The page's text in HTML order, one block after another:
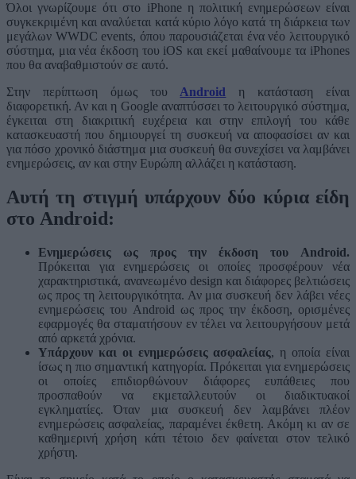
Όλοι γνωρίζουμε ότι στο iPhone η πολιτική ενημερώσεων είναι
συγκεκριμένη και αναλύεται κατά κύριο λόγο κατά τη διάρκεια των
μεγάλων WWDC events, όπου παρουσιάζεται ένα νέο λειτουργικό
σύστημα, μια νέα έκδοση του iOS και εκεί μαθαίνουμε τα iPhones
που θα αναβαθμιστούν σε αυτό.
Στην περίπτωση όμως του Android η κατάσταση είναι
διαφορετική. Αν και η Google αναπτύσσει το λειτουργικό σύστημα,
έγκειται στη διακριτική ευχέρεια και στην επιλογή του κάθε
κατασκευαστή που δημιουργεί τη συσκευή να αποφασίσει αν και
για πόσο χρονικό διάστημα μια συσκευή θα συνεχίσει να λαμβάνει
ενημερώσεις, αν και στην Ευρώπη αλλάζει η κατάσταση.
Αυτή τη στιγμή υπάρχουν δύο κύρια είδη
στο Android:
Ενημερώσεις ως προς την έκδοση του Android.
Πρόκειται για ενημερώσεις οι οποίες προσφέρουν νέα
χαρακτηριστικά, ανανεωμένο design και διάφορες βελτιώσεις
ως προς τη λειτουργικότητα. Αν μια συσκευή δεν λάβει νέες
ενημερώσεις του Android ως προς την έκδοση, ορισμένες
εφαρμογές θα σταματήσουν εν τέλει να λειτουργήσουν μετά
από αρκετά χρόνια.
Υπάρχουν και οι ενημερώσεις ασφαλείας, η οποία είναι
ίσως η πιο σημαντική κατηγορία. Πρόκειται για ενημερώσεις
οι οποίες επιδιορθώνουν διάφορες ευπάθειες που
προσπαθούν να εκμεταλλευτούν οι διαδικτυακοί
εγκληματίες. Όταν μια συσκευή δεν λαμβάνει πλέον
ενημερώσεις ασφαλείας, παραμένει έκθετη. Ακόμη κι αν σε
καθημερινή χρήση κάτι τέτοιο δεν φαίνεται στον τελικό
χρήστη.